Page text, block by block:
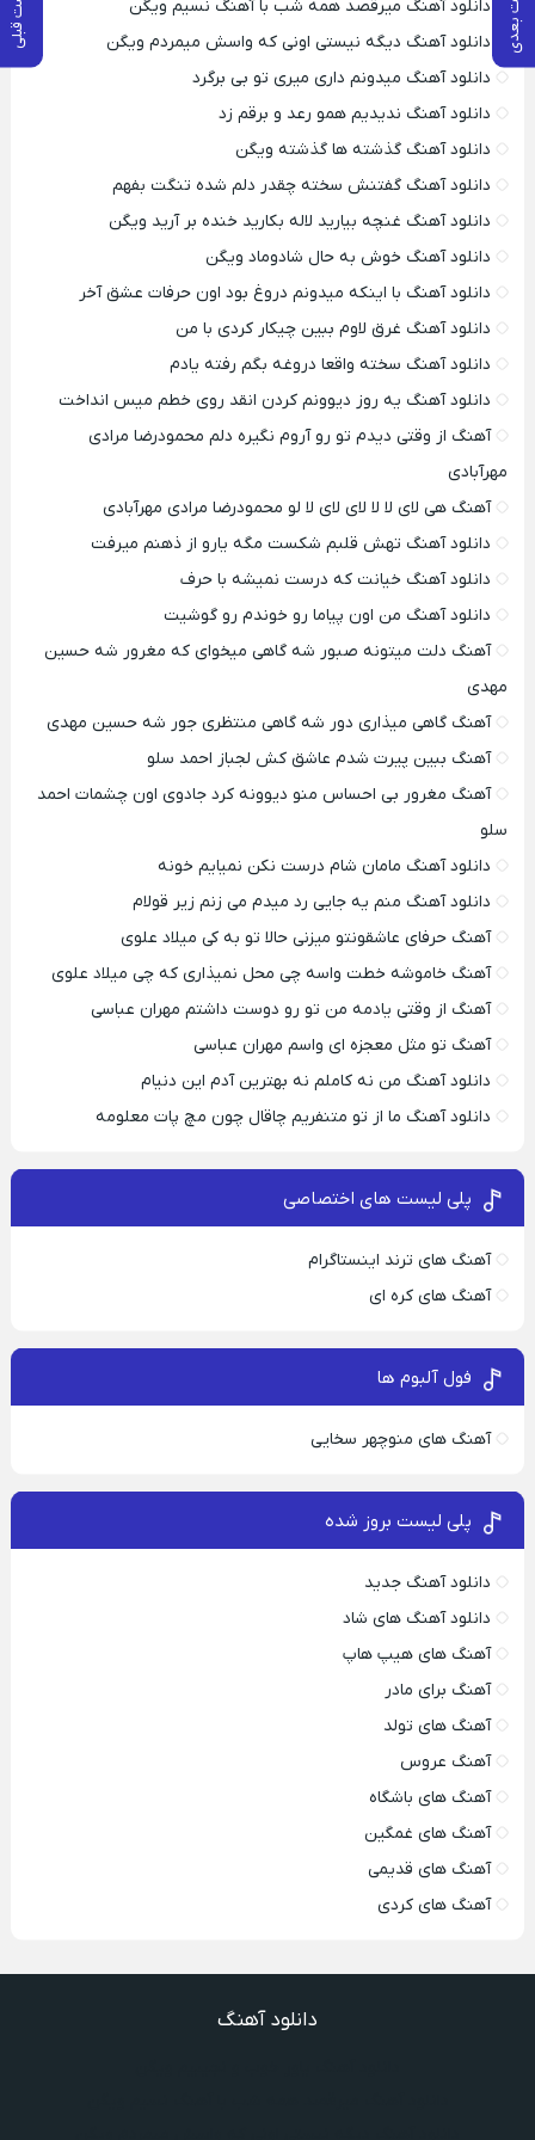
پست بعدی پست قبلی
دانلود آهنگ میرقصد همه شب با آهنگ نسیم ویگن
دانلود آهنگ دیگه نیستی اونی که واسش میمردم ویگن
دانلود آهنگ میدونم داری میری تو بی برگرد
دانلود آهنگ ندیدیم همو رعد و برقم زد
دانلود آهنگ گذشته ها گذشته ویگن
دانلود آهنگ گفتنش سخته چقدر دلم شده تنگت بفهم
دانلود آهنگ غنچه بیارید لاله بکارید خنده بر آرید ویگن
دانلود آهنگ خوش به حال شادوماد ویگن
دانلود آهنگ با اینکه میدونم دروغ بود اون حرفات عشق آخر
دانلود آهنگ غرق لاوم ببین چیکار کردی با من
دانلود آهنگ سخته واقعا دروغه بگم رفته یادم
دانلود آهنگ یه روز دیوونم کردن انقد روی خطم میس انداخت
آهنگ از وقتی دیدم تو رو آروم نگیره دلم محمودرضا مرادی
مهرآبادی
آهنگ هی لای لا لا لای لای لا لو محمودرضا مرادی مهرآبادی
دانلود آهنگ تهش قلبم شکست مگه یارو از ذهنم میرفت
دانلود آهنگ خیانت که درست نمیشه با حرف
دانلود آهنگ من اون پیاما رو خوندم رو گوشیت
آهنگ دلت میتونه صبور شه گاهی میخوای که مغرور شه حسین
مهدی
آهنگ گاهی میذاری دور شه گاهی منتظری جور شه حسین مهدی
آهنگ ببین پیرت شدم عاشق کش لجباز احمد سلو
آهنگ مغرور بی احساس منو دیوونه کرد جادوی اون چشمات احمد
سلو
دانلود آهنگ مامان شام درست نکن نمیایم خونه
دانلود آهنگ منم یه جایی رد میدم می زنم زیر قولام
آهنگ حرفای عاشقونتو میزنی حالا تو به کی میلاد علوی
آهنگ خاموشه خطت واسه چی محل نمیذاری که چی میلاد علوی
آهنگ از وقتی یادمه من تو رو دوست داشتم مهران عباسی
آهنگ تو مثل معجزه ای واسم مهران عباسی
دانلود آهنگ من نه کاملم نه بهترین آدم این دنیام
دانلود آهنگ ما از تو متنفریم چاقال چون مچ پات معلومه
پلی لیست های اختصاصی
آهنگ های ترند اینستاگرام
آهنگ های کره ای
فول آلبوم ها
آهنگ های منوچهر سخایی
پلی لیست بروز شده
دانلود آهنگ جدید
دانلود آهنگ های شاد
آهنگ های هیپ هاپ
آهنگ برای مادر
آهنگ های تولد
آهنگ عروس
آهنگ های باشگاه
آهنگ های غمگین
آهنگ های قدیمی
آهنگ های کردی
دانلود آهنگ